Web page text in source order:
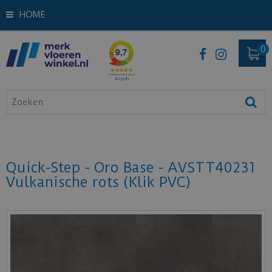
HOME
Quick-Step - Oro Base - AVSTT40231
Vulkanische rots (Klik PVC)